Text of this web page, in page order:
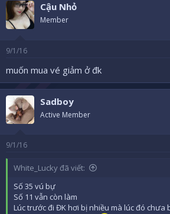
Cậu Nhỏ
Member
9/1/16
muốn mua vé giảm ở đk
Sadboy
Active Member
9/1/16
White_Lucky đã viết:
Số 35 vú bự
Số 11 vẫn còn làm
Lúc trước đi ĐK hơi bị nhiều mà lúc đó chưa